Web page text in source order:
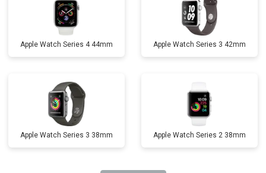
Apple Watch Series 4 44mm Apple Watch Series 3 42mm
Apple Watch Series 3 38mm Apple Watch Series 2 38mm